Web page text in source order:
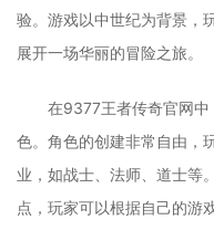
验。游戏以中世纪为背景，
展开一场华丽的冒险之旅。
在9377王者传奇官网中
色。角色的创建非常自由，
业，如战士、法师、道士等
点，玩家可以根据自己的游